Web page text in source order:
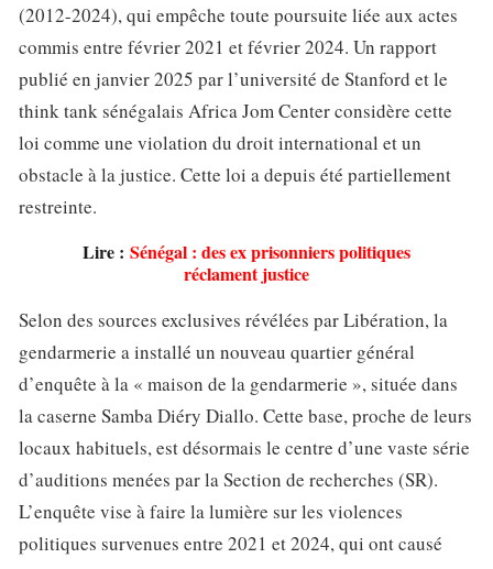
(2012-2024), qui empêche toute poursuite liée aux actes
commis entre février 2021 et février 2024. Un rapport
publié en janvier 2025 par l’université de Stanford et le
think tank sénégalais Africa Jom Center considère cette
loi comme une violation du droit international et un
obstacle à la justice. Cette loi a depuis été partiellement
restreinte.
Lire : Sénégal : des ex prisonniers politiques
réclament justice
Selon des sources exclusives révélées par Libération, la
gendarmerie a installé un nouveau quartier général
d’enquête à la « maison de la gendarmerie », située dans
la caserne Samba Diéry Diallo. Cette base, proche de leurs
locaux habituels, est désormais le centre d’une vaste série
d’auditions menées par la Section de recherches (SR).
L’enquête vise à faire la lumière sur les violences
politiques survenues entre 2021 et 2024, qui ont causé